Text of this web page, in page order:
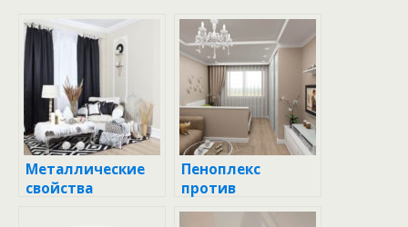
Металлические
свойства
Пеноплекс
против
алюминия: